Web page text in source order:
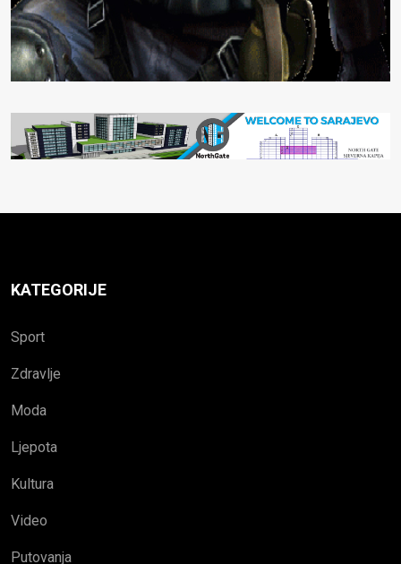
KATEGORIJE
Sport
Zdravlje
Moda
Ljepota
Kultura
Video
Putovanja